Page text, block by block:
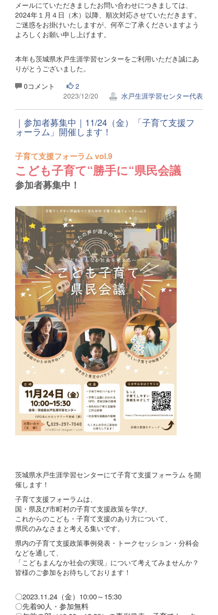
メールにていただきましたお問い合わせにつきましては、
2024年１月４日（木）以降、順次対応させていただきます。
ご迷惑をお掛けいたしますが、何卒ご了承くださいますよう
よろしくお願い申し上げます。
本年も茨城県水戸生涯学習センターをご利用いただき誠にあ
りがとうございました。
0コメント
2
2023/12/20
水戸生涯学習センター代表
｜参加者募集中｜11/24（金）「子育て支援フ
ォーラム」開催します！
子育て支援フォーラム vol.9
こども子育て“勝手に“県民会議
参加者募集中！
茨城県水戸生涯学習センターにて子育て支援フォーラム を開
催します！
子育て支援フォーラムは、
国・県及び市町村の子育て支援政策を学び、
これからのこども・子育て支援のあり方について、
県民のみなさまと考える集いです。
県内の子育て支援政策事例発表・トークセッション・分科会
などを通して、
「こどもまんなか社会の実現」について考えてみませんか？
皆様のご参加をお待ちしております！
〇2023.11.24（金）10:00～15:30
〇先着90人・参加無料